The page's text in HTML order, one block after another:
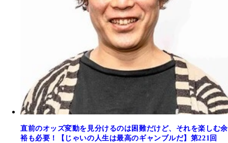
直前のオッズ変動を見分けるのは困難だけど、それを楽しむ余
裕も必要！【じゃいの人生は最高のギャンブルだ】第221回